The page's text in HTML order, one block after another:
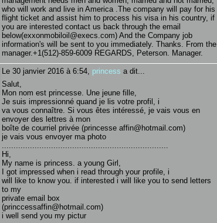
who will work and live in America .The company will pay for his
flight ticket and assist him to process his visa in his country, if
you are interested contact us back through the email
below(exxonmobiloil@execs.com) And the Company job
information's will be sent to you immediately. Thanks. From the
manager.+1(512)-859-6009 REGARDS, Peterson. Manager.
Le 30 janvier 2016 à 6:54, princess a dit...
Salut,
Mon nom est princesse. Une jeune fille,
Je suis impressionné quand je lis votre profil, i
va vous connaître. Si vous êtes intéressé, je vais vous en
envoyer des lettres à mon
boîte de courriel privée (princesse affin@hotmail.com)
je vais vous envoyer ma photo
.......................................................................
Hi,
My name is princess. a young Girl,
I got impressed when i read through your profile, i
will like to know you. if interested i will like you to send letters
to my
private email box
(princcessaffin@hotmail.com)
i well send you my pictur